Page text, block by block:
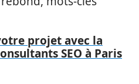
projet avec la
SEO à Paris